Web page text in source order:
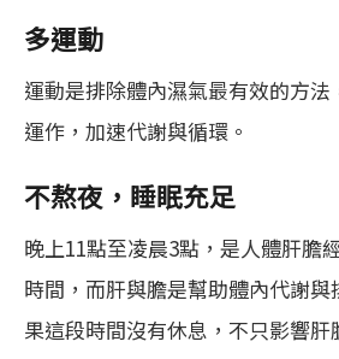
多運動
運動是排除體內濕氣最有效的方
運作，加速代謝與循環。
不熬夜，睡眠充足
晚上11點至凌晨3點，是人體肝膽
時間，而肝與膽是幫助體內代謝
果這段時間沒有休息，不只影響肝